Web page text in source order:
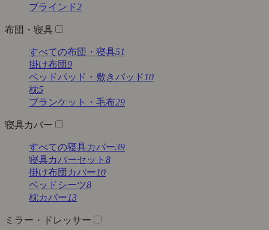
ブラインド2
布団・寝具
すべての布団・寝具51
掛け布団9
ベッドパッド・敷きパッド 10
枕5
ブランケット・毛布29
寝具カバー
すべての寝具カバー39
寝具カバーセット 8
掛け布団カバー10
ベッドシーツ8
枕カバー13
ミラー・ドレッサー